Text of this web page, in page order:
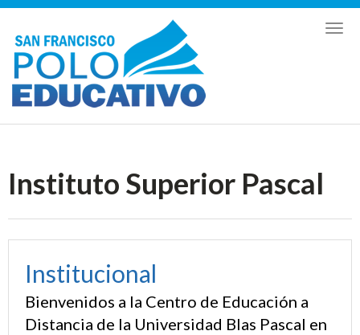
Toggle
Instituto Superior Pascal
Institucional
Bienvenidos a la Centro de Educación a
Distancia de la Universidad Blas Pascal en